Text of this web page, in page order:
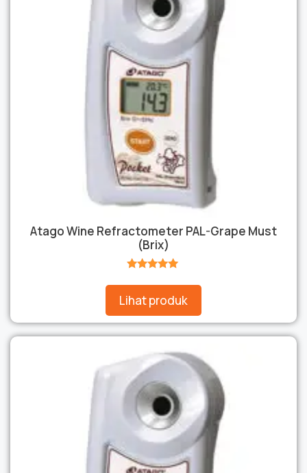
Atago Wine Refractometer PAL-Grape Must
(Brix)
Lihat produk